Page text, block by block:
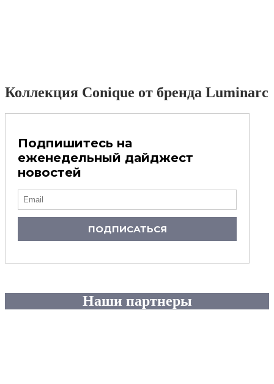
Коллекция Conique от бренда Luminarc
Подпишитесь на
еженедельный дайджест
новостей
ПОДПИСАТЬСЯ
Наши партнеры